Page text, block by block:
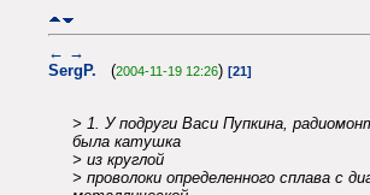
← →
SergP. (2004-11-19 12:26) [21]
> 1. У подруги Васи Пупкина,
была катушка
> из круглой
> проволоки определенного сплава с